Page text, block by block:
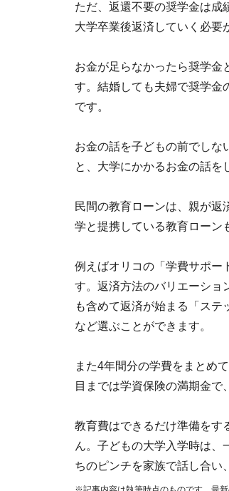
ただ、返還不要の奨学金は成
大学卒業後返済していく必要
お金が足らなかったら奨学金
す。結婚しても夫婦で奨学金
です。
お金の話を子どもの前でしな
と、大学にかかるお金の話を
民間の教育ローンは、親が返
学と提携している教育ローン
例えばオリコの「学費サポー
す。返済方法のバリエーショ
も含めて返済が始まる「ステ
など選ぶことができます。
また4年間分の学費をまとめ
目までは学資保険の満期金で
教育費はできるだけ準備をす
ん。子どもの大学入学時は、
ちのピンチを家族で話し合い